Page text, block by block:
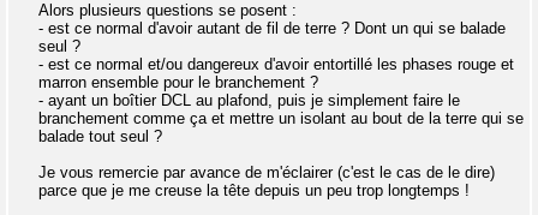
Alors plusieurs questions se posent :
- est ce normal d'avoir autant de fil de terre ? Dont un qui se balade
seul ?
- est ce normal et/ou dangereux d'avoir entortillé les phases rouge et
marron ensemble pour le branchement ?
- ayant un boîtier DCL au plafond, puis je simplement faire le
branchement comme ça et mettre un isolant au bout de la terre qui se
balade tout seul ?
Je vous remercie par avance de m'éclairer (c'est le cas de le dire)
parce que je me creuse la tête depuis un peu trop longtemps !